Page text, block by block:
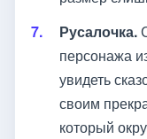
Русалочка.
персонажа
увидеть
своим
который